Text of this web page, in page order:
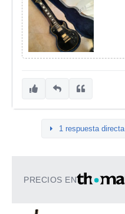
1 respuesta directa
PRECIOS EN